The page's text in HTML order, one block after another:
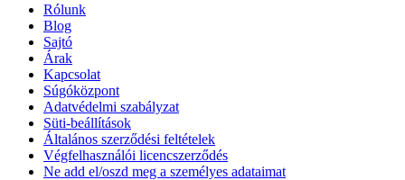
Rólunk
Blog
Sajtó
Árak
Kapcsolat
Súgóközpont
Adatvédelmi szabályzat
Süti-beállítások
Általános szerződési feltételek
Végfelhasználói licencszerződés
Ne add el/oszd meg a személyes adataimat